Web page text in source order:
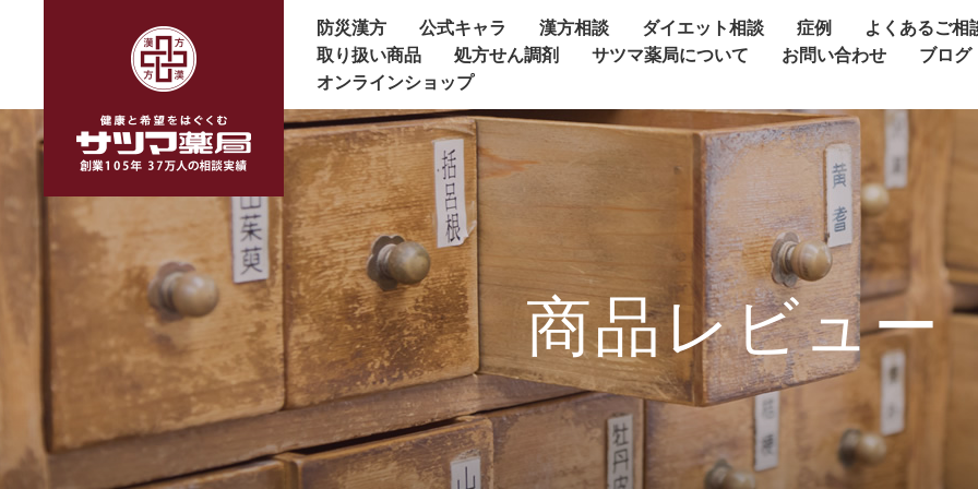
防災漢方 公式キャラ 漢方相談 ダイエット相談 症例
よくあるご相
取り扱い商品
処方せん調剤 サツマ薬局について お問い合わせ
ブログ
オンラインショップ
商品レビュー